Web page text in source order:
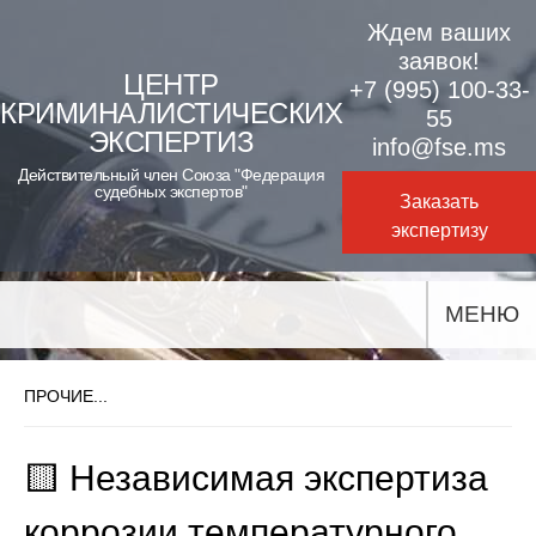
content
ЦЕНТР
КРИМИНАЛИСТИЧЕСКИХ
ЭКСПЕРТИЗ
Действительный член Союза "Федерация
судебных экспертов"
Ждем ваших
заявок!
+7 (995) 100-33-
55
info@fse.ms
Заказать
экспертизу
МЕНЮ
ПРОЧИЕ...
🟨 Независимая экспертиза